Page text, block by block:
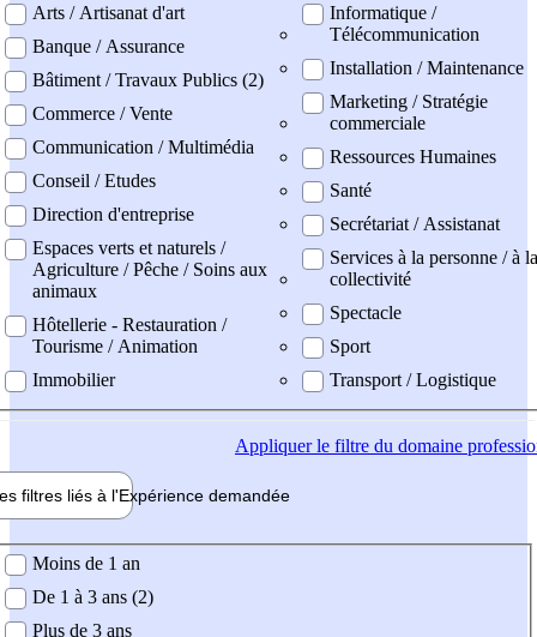
Arts / Artisanat d'art
Banque / Assurance
Bâtiment / Travaux Publics (2)
Commerce / Vente
Communication / Multimédia
Conseil / Etudes
Direction d'entreprise
Espaces verts et naturels /
Agriculture / Pêche / Soins aux
animaux
Hôtellerie - Restauration /
Tourisme / Animation
Immobilier
Informatique /
Télécommunication
Installation / Maintenance
Marketing / Stratégie
commerciale
Ressources Humaines
Santé
Secrétariat / Assistanat
Services à la personne / à la
collectivité
Spectacle
Sport
Transport / Logistique
Appliquerle filtre du domaine
filtres liés à l'Expérience demandée
demandée
Moins de 1 an
De 1 à 3 ans (2)
Plus de 3 ans